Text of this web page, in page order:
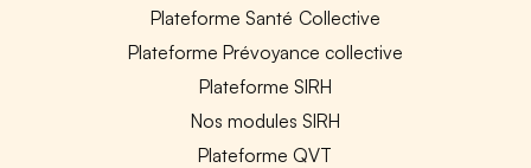
Plateforme Santé Collective
Plateforme Prévoyance collective
Plateforme SIRH
Nos modules SIRH
Plateforme QVT